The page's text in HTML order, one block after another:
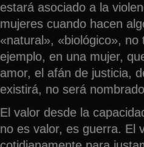
estará asociado a la
mujeres cuando hacen
«natural», «biológico»,
ejemplo, en una mujer,
amor, el afán de justicia,
existirá, no será
El valor desde la
no es valor, es guerra. El